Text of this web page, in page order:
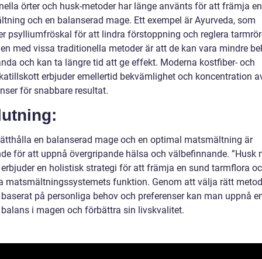
örter och husk-metoder har länge använts för att främja
och en balanserad mage. Ett exempel är Ayurveda, som
psylliumfröskal för att lindra förstoppning och reglera
med vissa traditionella metoder är att de kan vara mindre
och kan ta längre tid att ge effekt. Moderna kostfiber- och
erbjuder emellertid bekvämlighet och koncentration
för snabbare resultat.
en balanserad mage och en optimal matsmältning är
för att uppnå övergripande hälsa och välbefinnande. ”Husk
erbjuder en holistisk strategi för att främja en sund tarmflora
matsmältningssystemets funktion. Genom att välja rätt
på personliga behov och preferenser kan man uppnå
i magen och förbättra sin livskvalitet.